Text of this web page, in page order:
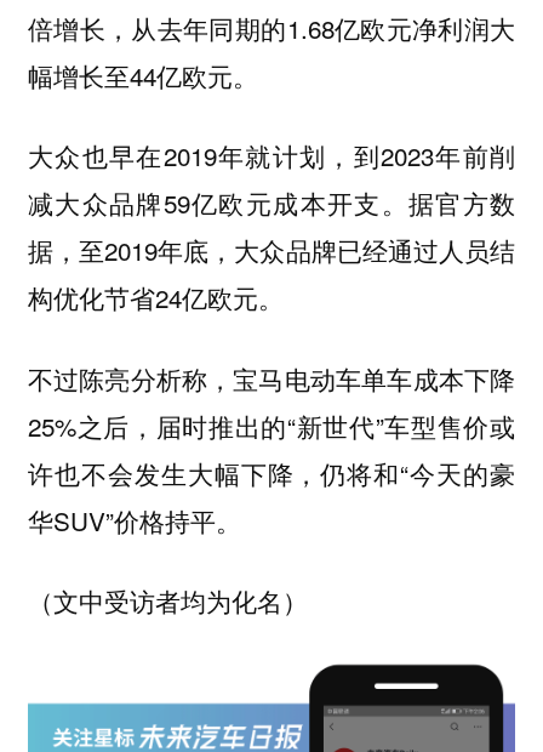
倍增长，从去年同期的1.68亿欧元净利润大
幅增长至44亿欧元。
大众也早在2019年就计划，到2023年前削
减大众品牌59亿欧元成本开支。据官方数
据，至2019年底，大众品牌已经通过人员结
构优化节省24亿欧元。
不过陈亮分析称，宝马电动车单车成本下降
25%之后，届时推出的“新世代”车型售价或
许也不会发生大幅下降，仍将和“今天的豪
华SUV”价格持平。
（文中受访者均为化名）